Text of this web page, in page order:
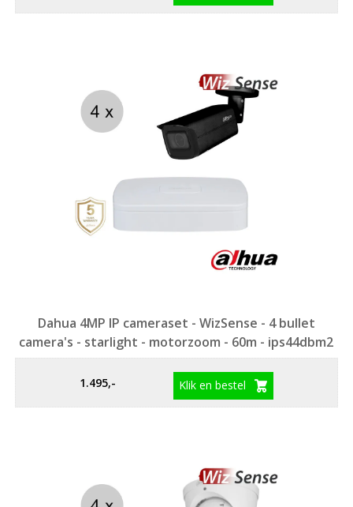
Dahua 4MP IP cameraset - WizSense - 4 bullet
camera's - starlight - motorzoom - 60m - ips44dbm2
1.495,- Klik en bestel